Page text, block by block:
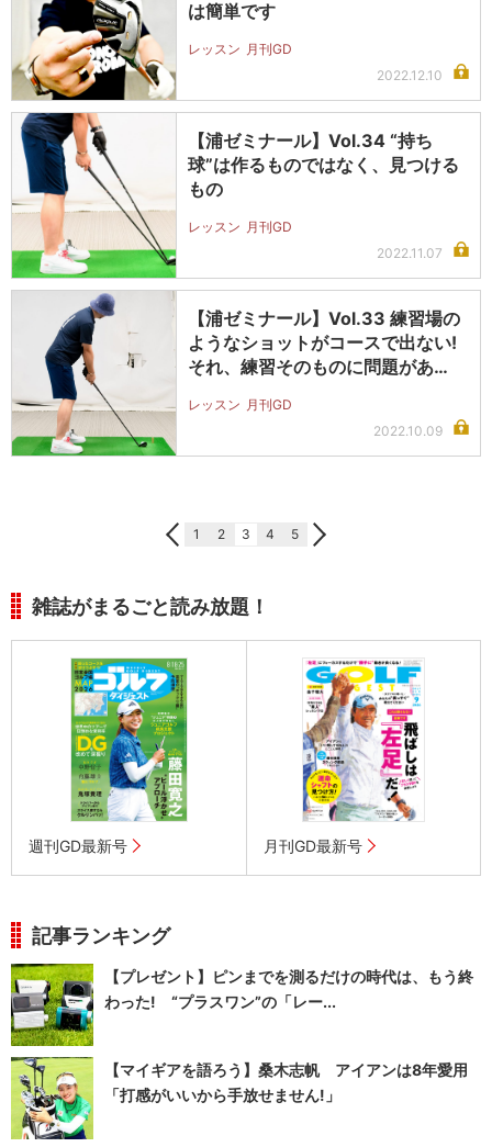
は簡単です
レッスン 月刊GD
2022.12.10
【浦ゼミナール】Vol.34 “持ち
球”は作るものではなく、見つける
もの
レッスン 月刊GD
2022.11.07
【浦ゼミナール】Vol.33 練習場の
ようなショットがコースで出ない!
それ、練習そのものに問題があ…
レッスン 月刊GD
2022.10.09
1 2 3 4 5
雑誌がまるごと読み放題！
週刊GD最新号 月刊GD最新号
記事ランキング
【プレゼント】ピンまでを測るだけの時代は、もう終
わった! “プラスワン”の「レー...
【マイギアを語ろう】桑木志帆 アイアンは8年愛用
「打感がいいから手放せません!」